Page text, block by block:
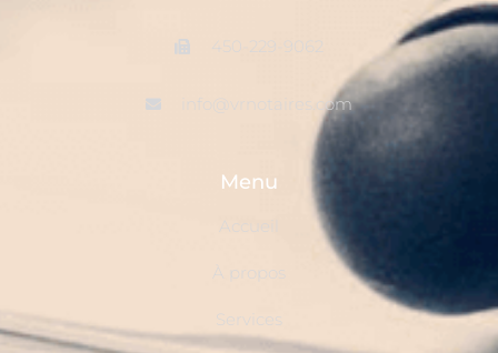
450-229-9062
info@vrnotaires.com
Menu
Accueil
À propos